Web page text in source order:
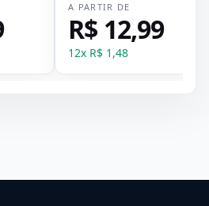
A PARTIR DE
R$ 12,99
12x R$ 1,48